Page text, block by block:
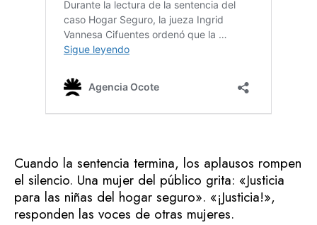
Cuando la sentencia termina, los aplausos rompen
el silencio. Una mujer del público grita: «Justicia
para las niñas del hogar seguro». «¡Justicia!»,
responden las voces de otras mujeres.